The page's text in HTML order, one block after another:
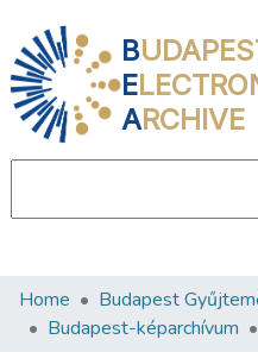
B
E
ARCHIVE
Communities &
Home Budapest
Budapest-képarchívum